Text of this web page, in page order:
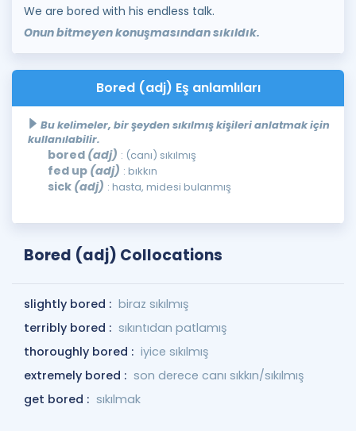
We are bored with his endless talk.
Onun bitmeyen konuşmasından sıkıldık.
Bored (adj) Eş anlamlıları
Bu kelimeler, bir şeyden sıkılmış kişileri anlatmak için
kullanılabilir.
bored (adj) : (canı) sıkılmış
fed up (adj) : bıkkın
sick (adj) : hasta, midesi bulanmış
Bored (adj) Collocations
slightly bored : biraz sıkılmış
terribly bored : sıkıntıdan patlamış
thoroughly bored : iyice sıkılmış
extremely bored : son derece canı sıkkın/sıkılmış
get bored : sıkılmak